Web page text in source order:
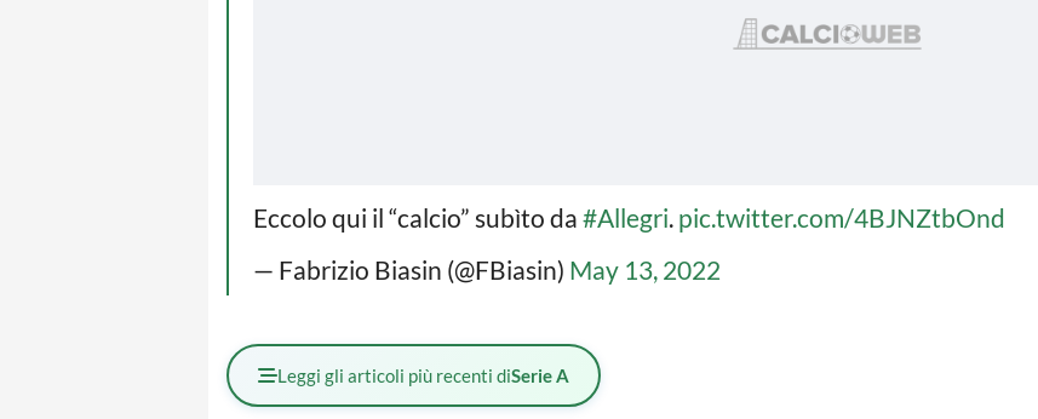
Eccolo qui il “calcio” subìto da #Allegri. pic.twitter.com/4BJNZtbOnd
— Fabrizio Biasin (@FBiasin) May 13, 2022
Leggi gli articoli più recenti diSerie A